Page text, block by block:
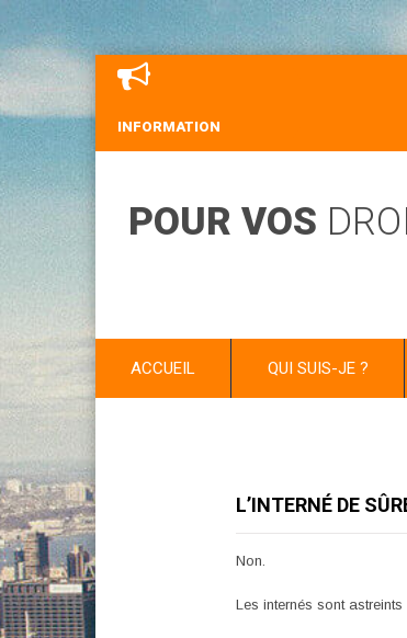
INFORMATION
POUR VOS
ACCUEIL QUI SUIS-JE ?
L’INTERNÉ DE
Non.
Les internés sont astreints